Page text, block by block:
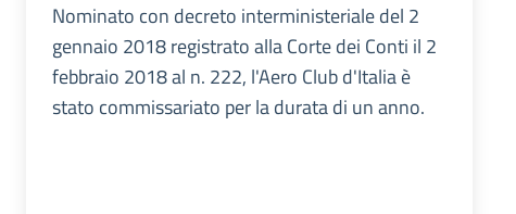
Nominato con decreto interministeriale del 2
gennaio 2018 registrato alla Corte dei Conti il 2
febbraio 2018 al n. 222, l'Aero Club d'Italia è
stato commissariato per la durata di un anno.